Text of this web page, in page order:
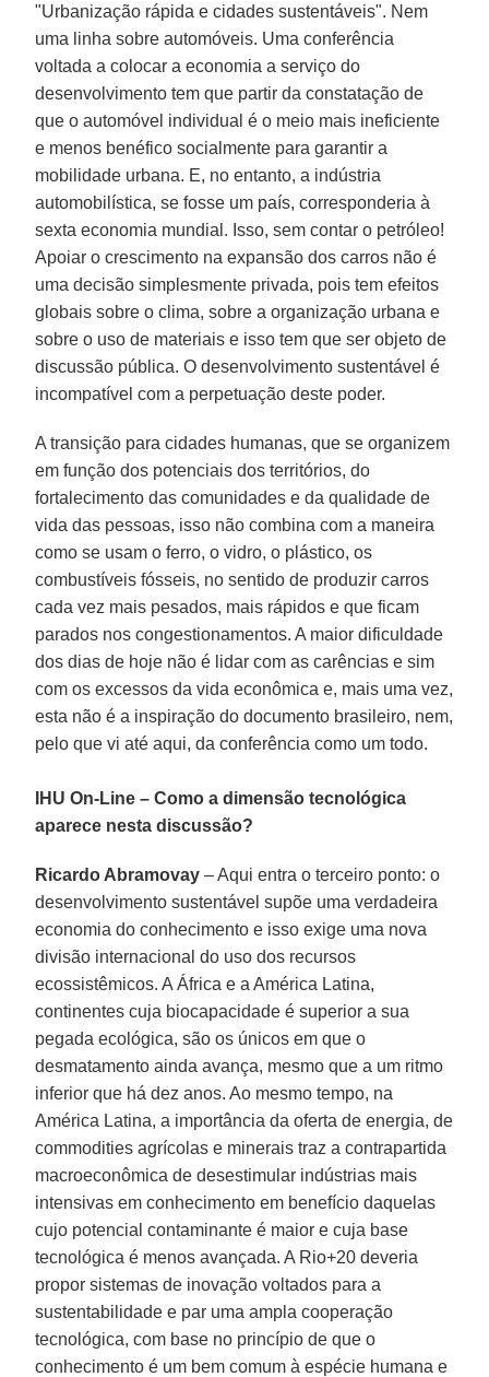
"Urbanização rápida e cidades sustentáveis". Nem
uma linha sobre automóveis. Uma conferência
voltada a colocar a economia a serviço do
desenvolvimento tem que partir da constatação de
que o automóvel individual é o meio mais ineficiente
e menos benéfico socialmente para garantir a
mobilidade urbana. E, no entanto, a indústria
automobilística, se fosse um país, corresponderia à
sexta economia mundial. Isso, sem contar o petróleo!
Apoiar o crescimento na expansão dos carros não é
uma decisão simplesmente privada, pois tem efeitos
globais sobre o clima, sobre a organização urbana e
sobre o uso de materiais e isso tem que ser objeto de
discussão pública. O desenvolvimento sustentável é
incompatível com a perpetuação deste poder.
A transição para cidades humanas, que se organizem
em função dos potenciais dos territórios, do
fortalecimento das comunidades e da qualidade de
vida das pessoas, isso não combina com a maneira
como se usam o ferro, o vidro, o plástico, os
combustíveis fósseis, no sentido de produzir carros
cada vez mais pesados, mais rápidos e que ficam
parados nos congestionamentos. A maior dificuldade
dos dias de hoje não é lidar com as carências e sim
com os excessos da vida econômica e, mais uma vez,
esta não é a inspiração do documento brasileiro, nem,
pelo que vi até aqui, da conferência como um todo.
IHU On-Line – Como a dimensão tecnológica
aparece nesta discussão?
Ricardo Abramovay – Aqui entra o terceiro ponto: o
desenvolvimento sustentável supõe uma verdadeira
economia do conhecimento e isso exige uma nova
divisão internacional do uso dos recursos
ecossistêmicos. A África e a América Latina,
continentes cuja biocapacidade é superior a sua
pegada ecológica, são os únicos em que o
desmatamento ainda avança, mesmo que a um ritmo
inferior que há dez anos. Ao mesmo tempo, na
América Latina, a importância da oferta de energia, de
commodities agrícolas e minerais traz a contrapartida
macroeconômica de desestimular indústrias mais
intensivas em conhecimento em benefício daquelas
cujo potencial contaminante é maior e cuja base
tecnológica é menos avançada. A Rio+20 deveria
propor sistemas de inovação voltados para a
sustentabilidade e par uma ampla cooperação
tecnológica, com base no princípio de que o
conhecimento é um bem comum à espécie humana e